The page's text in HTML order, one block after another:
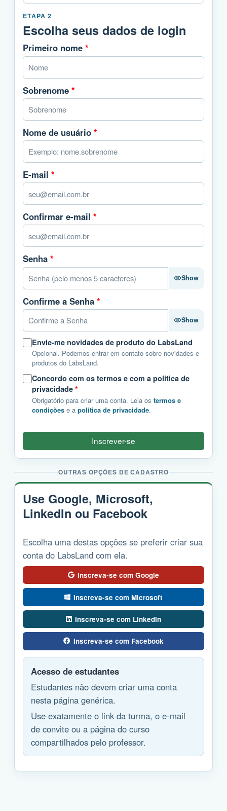
ETAPA 2
Escolha seus dados de login
Primeiro nome *
Sobrenome *
Nome de usuário *
E-mail *
Confirmar e-mail *
Senha *
Show
Confirme a Senha *
Show
Envie-me novidades de produto do LabsLand
Opcional. Podemos entrar em contato sobre novidades e
produtos do LabsLand.
Concordo com os termos e com a política de
privacidade *
Obrigatório para criar uma conta. Leia os termos e
condições e a política de privacidade.
Inscrever-se
OUTRAS OPÇÕES DE CADASTRO
Use Google, Microsoft,
LinkedIn ou Facebook
Escolha uma destas opções se preferir criar sua
conta do LabsLand com ela.
Inscreva-se com Google
Inscreva-se com Microsoft
Inscreva-se com LinkedIn
Inscreva-se com Facebook
Acesso de estudantes
Estudantes não devem criar uma conta
nesta página genérica.
Use exatamente o link da turma, o e-mail
de convite ou a página do curso
compartilhados pelo professor.